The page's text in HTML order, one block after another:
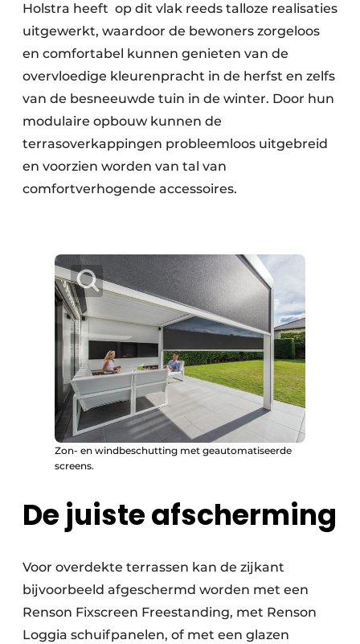
Holstra heeft op dit vlak reeds talloze realisaties
uitgewerkt, waardoor de bewoners zorgeloos
en comfortabel kunnen genieten van de
overvloedige kleurenpracht in de herfst en zelfs
van de besneeuwde tuin in de winter. Door hun
modulaire opbouw kunnen de
terrasoverkappingen probleemloos uitgebreid
en voorzien worden van tal van
comfortverhogende accessoires.
Zon- en windbeschutting met geautomatiseerde
screens.
De juiste afscherming
Voor overdekte terrassen kan de zijkant
bijvoorbeeld afgeschermd worden met een
Renson Fixscreen Freestanding, met Renson
Loggia schuifpanelen, of met een glazen